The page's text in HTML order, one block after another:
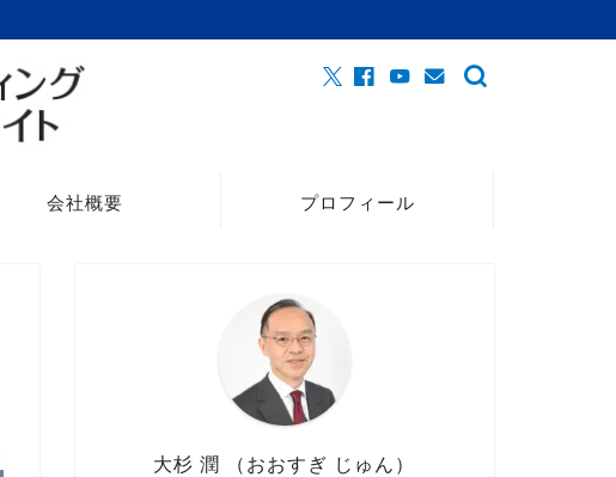
会社概要 プロフィール
大杉 潤 （おおすぎ じゅん）